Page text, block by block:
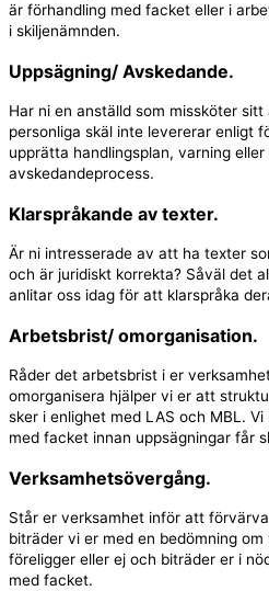
är förhandling med facket eller i
i skiljenämnden.
Uppsägning/ Avskedande.
Har ni en anställd som missköter
personliga skäl inte levererar enligt
upprätta handlingsplan, varning
avskedandeprocess.
Klarspråkande av texter.
Är ni intresserade av att ha texter
och är juridiskt korrekta? Såväl det
anlitar oss idag för att klarspråka
Arbetsbrist/ omorganisation.
Råder det arbetsbrist i er
omorganisera hjälper vi er att
sker i enlighet med LAS och MBL.
med facket innan uppsägningar får
Verksamhetsövergång​.
Står er verksamhet inför att
biträder vi er med en bedömning
föreligger eller ej och biträder er i
med facket.